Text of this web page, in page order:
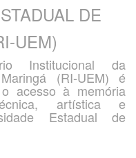
DE
UEM)
Institucional da
(RI-UEM) é
acesso à memória
artística e
Estadual de